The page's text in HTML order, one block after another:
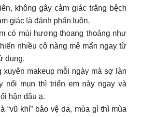
không gây cảm giác trắng bệch
giác là đánh phấn luôn.
có mùi hương thoang thoảng như
nhiều cô nàng mê mẩn ngay từ
dụng.
xuyên makeup mỗi ngày mà sợ làn
nổi mụn thì triển em này ngay và
hận đâu ạ.
“vũ khí” bảo vệ da, mùa gì thì mùa